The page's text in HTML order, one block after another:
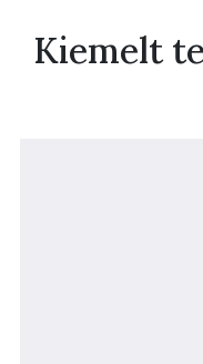
Kiemelt